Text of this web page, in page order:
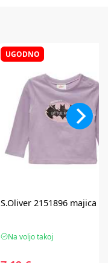
UGODNO
S.Oliver 2151896 majica
Na voljo takoj